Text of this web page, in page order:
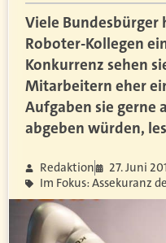
Viele Bundesbürger
Roboter-Kollegen
Konkurrenz sehen
Mitarbeitern eher
Aufgaben sie gerne
abgeben würden,
Redaktion 27. Juni
Im Fokus: Assekuranz